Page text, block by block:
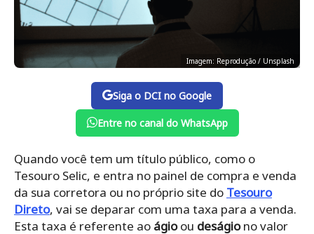
Imagem: Reprodução / Unsplash
Siga o DCI no Google
Entre no canal do WhatsApp
Quando você tem um título público, como o
Tesouro Selic, e entra no painel de compra e venda
da sua corretora ou no próprio site do Tesouro
Direto, vai se deparar com uma taxa para a venda.
Esta taxa é referente ao ágioou deságiono valor